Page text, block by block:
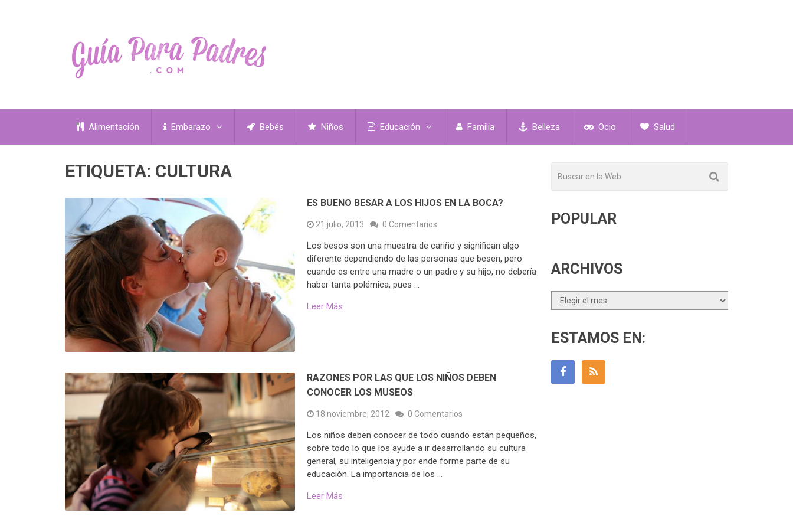
Alimentación Embarazo Bebés Niños Educación Familia Belleza Ocio Salud
ETIQUETA: CULTURA
ES BUENO BESAR A LOS HIJOS EN LA BOCA?
21 julio, 2013 0 Comentarios
Los besos son una muestra de cariño y significan algo
diferente dependiendo de las personas que besen, pero
cuando es entre una madre o un padre y su hijo, no debería
haber tanta polémica, pues …
Leer Más
RAZONES POR LAS QUE LOS NIÑOS DEBEN
CONOCER LOS MUSEOS
18 noviembre, 2012 0 Comentarios
Los niños deben conocer de todo cuando están pequeños,
sobre todo lo que los ayude a ir desarrollando su cultura
general, su inteligencia y por ende forme parte de su
educación. La importancia de los …
Leer Más
POPULAR
ARCHIVOS
Archivos
ESTAMOS EN: